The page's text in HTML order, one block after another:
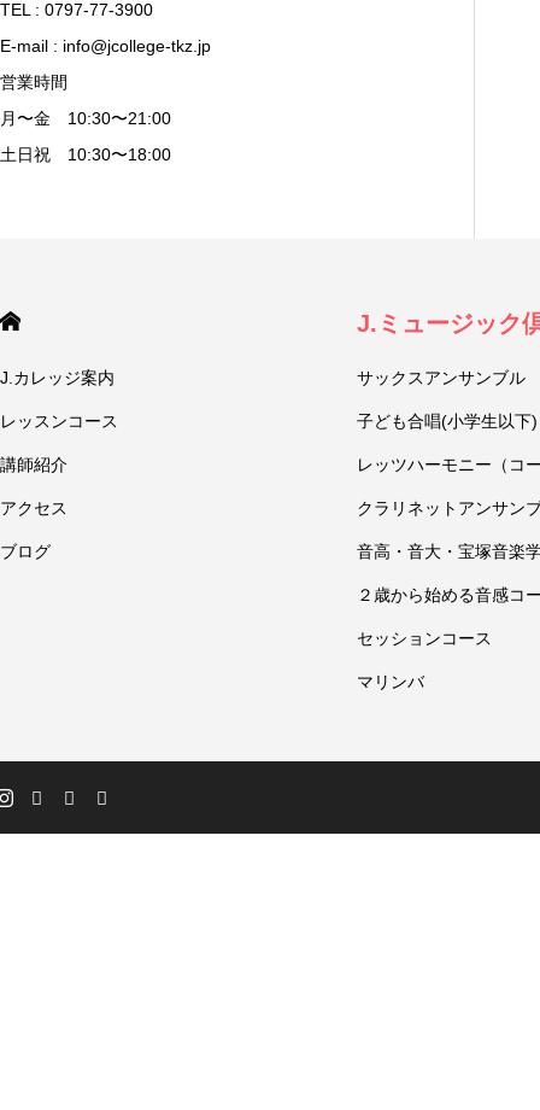
TEL : 0797-77-3900
E-mail : info@jcollege-tkz.jp
営業時間
月〜金 10:30〜21:00
土日祝 10:30〜18:00
J.カレッジ案内
レッスンコース
講師紹介
アクセス
ブログ
J.ミュージック
サックスアンサンブル
子ども合唱(小学生以下)
レッツハーモニー（コ
クラリネットアンサン
音高・音大・宝塚音楽
２歳から始める音感コ
セッションコース
マリンバ